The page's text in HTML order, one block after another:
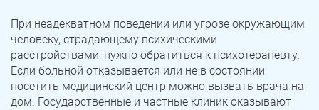
При неадекватном поведении или угрозе окружающим
человеку, страдающему психическими
расстройствами, нужно обратиться к психотерапевту.
Если больной отказывается или не в состоянии
посетить медицинский центр можно вызвать врача на
дом. Государственные и частные клиник оказывают